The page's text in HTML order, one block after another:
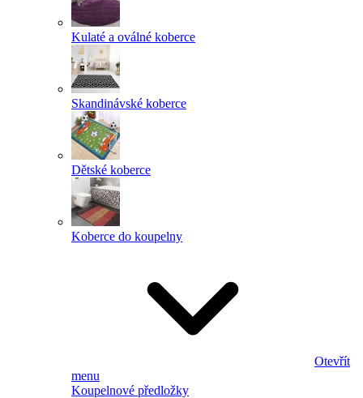
Kulaté a oválné koberce
Skandinávské koberce
Dětské koberce
Koberce do koupelny
Otevřít
menu
Koupelnové předložky